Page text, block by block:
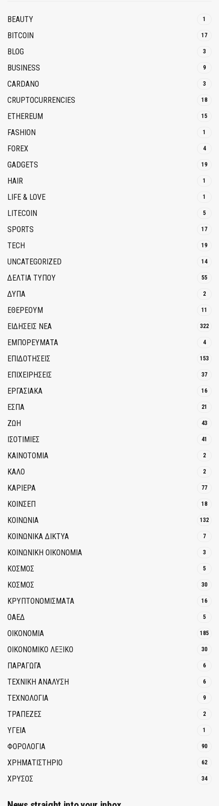
BEAUTY 1
BITCOIN 17
BLOG 3
BUSINESS 9
CARDANO 3
CRUPTOCURRENCIES 18
ETHEREUM 15
FASHION 1
FOREX 4
GADGETS 19
HAIR 1
LIFE & LOVE 1
LITECOIN 5
SPORTS 17
TECH 19
UNCATEGORIZED 14
ΔΕΛΤΙΑ ΤΥΠΟΥ 55
ΔΥΠΑ 2
ΕΘΈΡΕΟΥΜ 11
ΕΙΔΗΣΕΙΣ ΝΕΑ 322
ΕΜΠΟΡΕΥΜΑΤΑ 4
ΕΠΙΔΟΤΗΣΕΙΣ 153
ΕΠΙΧΕΙΡΗΣΕΙΣ 37
ΕΡΓΑΣΙΑΚΑ 16
ΕΣΠΑ 21
ΖΩΗ 43
ΙΣΟΤΙΜΙΕΣ 41
ΚΑΙΝΟΤΟΜΊΑ 2
ΚΑΛΟ 2
ΚΑΡΙΕΡΑ 77
ΚΟΙΝΣΕΠ 18
ΚΟΙΝΩΝΙΑ 132
ΚΟΙΝΩΝΙΚΆ ΔΊΚΤΥΑ 7
ΚΟΙΝΩΝΙΚΉ ΟΙΚΟΝΟΜΊΑ 3
ΚΟΣΜΟΣ 5
ΚΟΣΜΟΣ 30
ΚΡΥΠΤΟΝΟΜΊΣΜΑΤΑ 16
ΟΑΕΔ 5
ΟΙΚΟΝΟΜΙΑ 185
ΟΙΚΟΝΟΜΙΚΟ ΛΕΞΙΚΟ 30
ΠΑΡΑΓΩΓΑ 6
ΤΕΧΝΙΚΗ ΑΝΑΛΥΣΗ 6
ΤΕΧΝΟΛΟΓΙΑ 9
ΤΡΆΠΕΖΕΣ 2
ΥΓΕΙΑ 1
ΦΟΡΟΛΟΓΙΑ 90
ΧΡΗΜΑΤΙΣΤΗΡΙΟ 62
ΧΡΥΣΟΣ 34